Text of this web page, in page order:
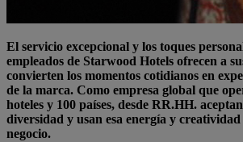
El servicio excepcional y los toques
empleados de Starwood Hotels ofrecen a
convierten los momentos cotidianos en
de la marca. Como empresa global que
hoteles y 100 países, desde RR.HH.
diversidad y usan esa energía y
negocio.